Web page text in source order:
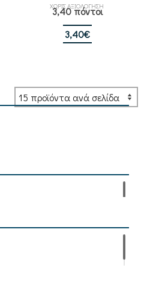
ΧΩΡΙΣ ΑΞΙΟΛΟΓΗΣΗ
3,40 πόντοι
3,40€